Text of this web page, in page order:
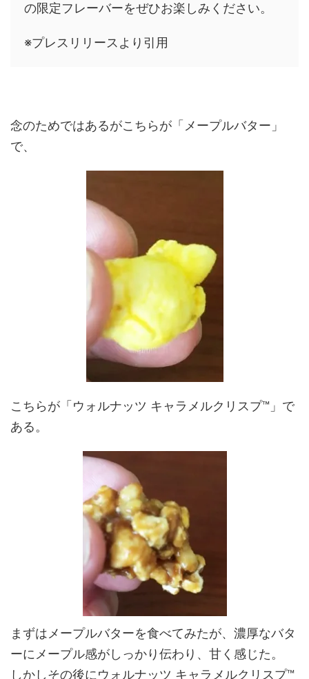
の限定フレーバーをぜひお楽しみください。
※プレスリリースより引用
念のためではあるがこちらが「メープルバター」
で、
こちらが「ウォルナッツ キャラメルクリスプ™」で
ある。
まずはメープルバターを食べてみたが、濃厚なバタ
ーにメープル感がしっかり伝わり、甘く感じた。
しかしその後にウォルナッツ キャラメルクリスプ™